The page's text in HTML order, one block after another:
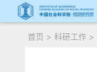
首页 > 科研工作 >